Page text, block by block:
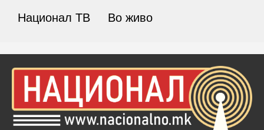
Национал ТВ Во живо